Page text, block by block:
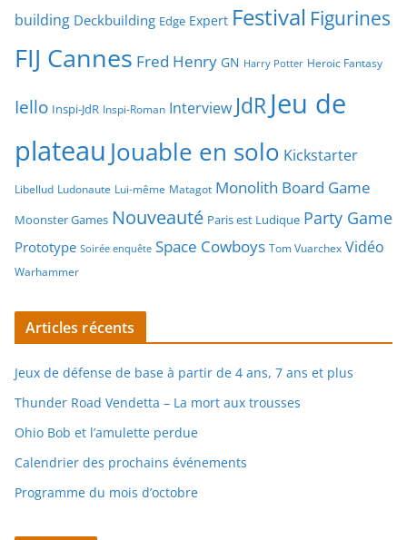
building Deckbuilding Edge Expert Festival Figurines
FIJ Cannes Fred Henry GN Harry Potter Heroic Fantasy
Iello Inspi-JdR Inspi-Roman Interview JdRJeu de
plateau Jouable en solo Kickstarter
Libellud Ludonaute Lui-même Matagot Monolith Board Game
Moonster Games Nouveauté Paris est Ludique Party Game
Prototype Soirée enquête Space Cowboys Tom Vuarchex Vidéo
Warhammer
Articles récents
Jeux de défense de base à partir de 4 ans, 7 ans et plus
Thunder Road Vendetta – La mort aux trousses
Ohio Bob et l’amulette perdue
Calendrier des prochains événements
Programme du mois d’octobre